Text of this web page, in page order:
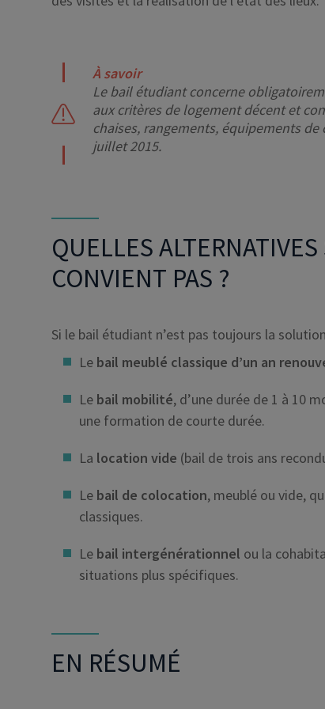
À savoir
Le bail étudiant concerne
aux critères de logement décent et
chaises, rangements, équipements de
juillet 2015.
QUELLES
CONVIENT PAS ?
Si le bail étudiant n’est pas toujours la
Le bail meublé classique d’un an
Le bail mobilité, d’une durée de 1 à 10
une formation de courte durée.
La location vide (bail de trois ans
Le bail de colocation, meublé ou vide,
classiques.
Le bail intergénérationnel ou la
situations plus spécifiques.
EN RÉSUMÉ